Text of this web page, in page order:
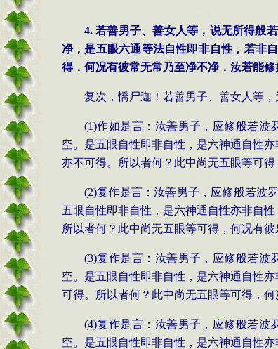
4. 若善男子、善女人等，说无所得般
净，是五眼六通等法自性即非自性，若非
得，何况有彼常无常乃至净不净，汝若能
复次，憍尸迦！若善男子、善女人等
(1)作如是言：汝善男子，应修般若波
空。是五眼自性即非自性，是六神通自性
亦不可得。所以者何？此中尚无五眼等可
(2)复作是言：汝善男子，应修般若波
五眼自性即非自性，是六神通自性亦非自
所以者何？此中尚无五眼等可得，何况有
(3)复作是言：汝善男子，应修般若波
空。是五眼自性即非自性，是六神通自性
可得。所以者何？此中尚无五眼等可得，
(4)复作是言：汝善男子，应修般若波
空。是五眼自性即非自性，是六神通自性